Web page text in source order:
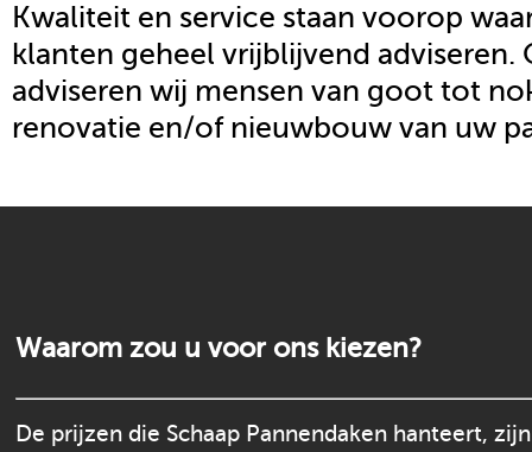
Kwaliteit en service staan voorop
klanten geheel vrijblijvend adviseren.
adviseren wij mensen van goot tot
renovatie en/of nieuwbouw van uw
Waarom zou u voor ons kiezen?
De prijzen die Schaap Pannendaken hanteert,